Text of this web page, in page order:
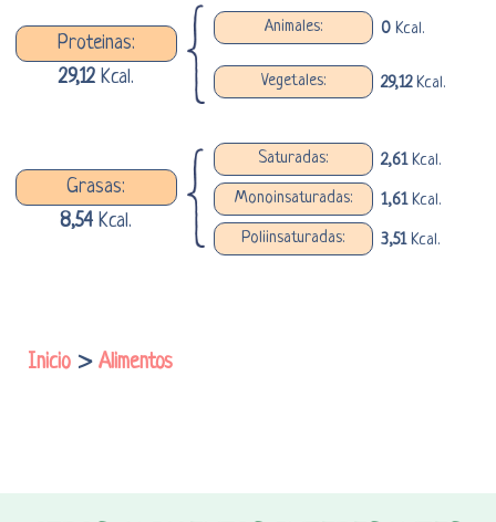
Proteinas:
29,12Kcal.
Animales: 0Kcal.
Vegetales: 29,12Kcal.
Grasas:
8,54 Kcal.
Saturadas: 2,61Kcal.
Monoinsaturadas:
1,61Kcal.
Poliinsaturadas:
3,51Kcal.
Inicio > Alimentos